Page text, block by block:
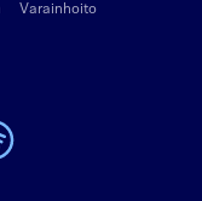
Varainhoito
page
LinkedIn page
Youtube page
Spotify